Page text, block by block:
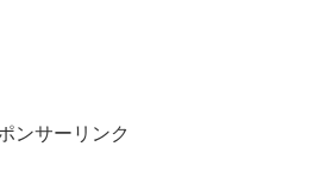
ンサーリンク